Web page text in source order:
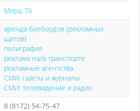
Мира, 76
аренда билбордов (рекламных
щитов)
полиграфия
реклама на/в транспорте
рекламные агентства
СМИ: газеты и журналы
СМИ: телевидение и радио
8 (8172) 54-75-47